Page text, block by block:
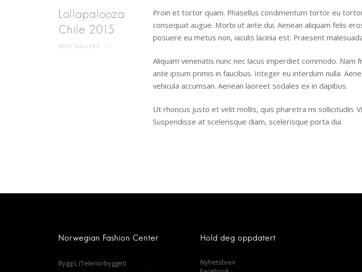
Lollapalooza
Chile 2015
NEXT GALLERY
Proin et tortor quam. Phasellus condimentum tortor eu
consequat augue. Morbi ut ante dui. Aenean aliquam felis
posuere eu metus non, iaculis lacinia est. Praesent
Aliquam venenatis nunc nec lacus imperdiet commodo.
ante ipsum primis in faucibus. Integer eu interdum nulla.
vehicula accumsan. Aenean laoreet sodales ex in dapibus.
Ut rhoncus justo et velit mollis, quis pharetra mi sollicitudin.
Suspendisse at scelerisque diam, scelerisque porta dui.
Norwegian Fashion Center
Bygg L (Telenorbygget)
Hold deg oppdatert
Nyhetsbrev